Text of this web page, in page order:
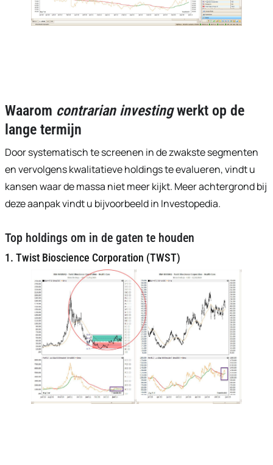
Waarom contrarian investingwerkt op de
lange termijn
Door systematisch te screenen in de zwakste segmenten
en vervolgens kwalitatieve holdings te evalueren, vindt u
kansen waar de massa niet meer kijkt. Meer achtergrond bij
deze aanpak vindt u bijvoorbeeld in Investopedia.
Top holdings om in de gaten te houden
1. Twist Bioscience Corporation (TWST)